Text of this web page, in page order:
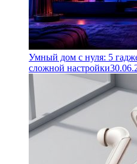
Умный дом с нуля: 5
сложной настройки